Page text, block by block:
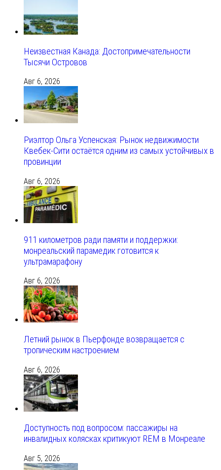
Неизвестная Канада: Достопримечательности
Тысячи Островов
Авг 6, 2026
Риэлтор Ольга Успенская: Рынок недвижимости
Квебек-Сити остаётся одним из самых устойчивых в
провинции
Авг 6, 2026
911 километров ради памяти и поддержки:
монреальский парамедик готовится к
ультрамарафону
Авг 6, 2026
Летний рынок в Пьерфонде возвращается с
тропическим настроением
Авг 6, 2026
Доступность под вопросом: пассажиры на
инвалидных колясках критикуют REM в Монреале
Авг 5, 2026